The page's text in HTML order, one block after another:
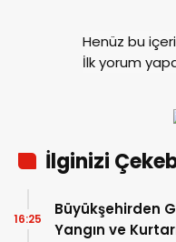
Henüz bu
İlk yorum
İlginizi
Büyükşehirden
Yangın ve
16:25